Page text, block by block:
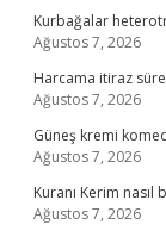
Kurbağalar
Ağustos 7, 2026
Harcama itiraz
Ağustos 7, 2026
Güneş kremi
Ağustos 7, 2026
Kuranı Kerim
Ağustos 7, 2026